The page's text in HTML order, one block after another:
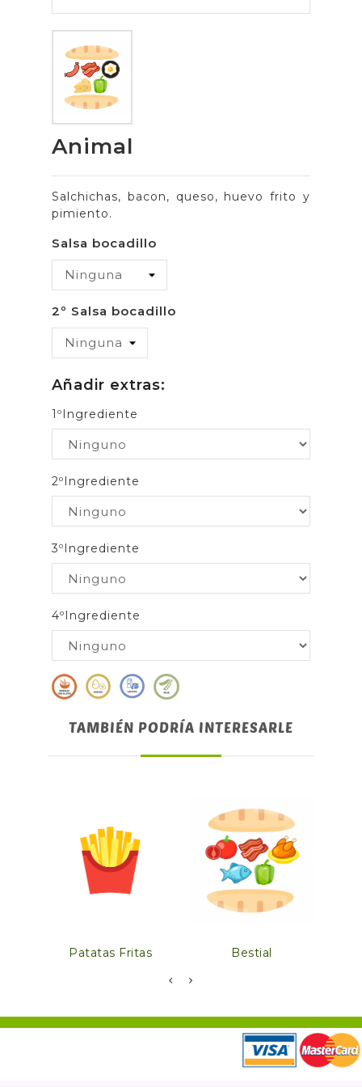
Animal
Salchichas, bacon, queso, huevo frito y
pimiento.
Salsa bocadillo
2º Salsa bocadillo
Añadir extras:
1ºIngrediente
2ºIngrediente
3ºIngrediente
4ºIngrediente
TAMBIÉN PODRÍA INTERESARLE
Patatas Fritas Bestial